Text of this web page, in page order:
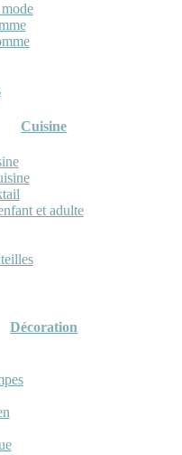
Cuisine
et adulte
Décoration